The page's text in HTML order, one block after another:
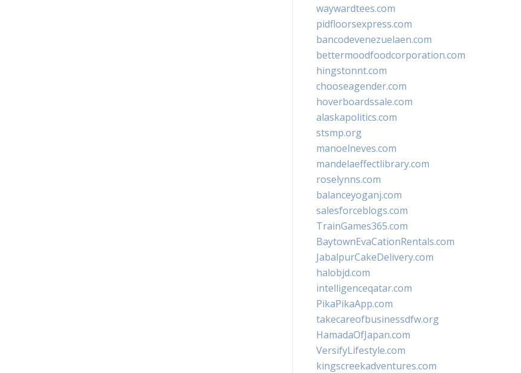
waywardtees.com
pidfloorsexpress.com
bancodevenezuelaen.com
bettermoodfoodcorporation.com
hingstonnt.com
chooseagender.com
hoverboardssale.com
alaskapolitics.com
stsmp.org
manoelneves.com
mandelaeffectlibrary.com
roselynns.com
balanceyoganj.com
salesforceblogs.com
TrainGames365.com
BaytownEvaCationRentals.com
JabalpurCakeDelivery.com
halobjd.com
intelligenceqatar.com
PikaPikaApp.com
takecareofbusinessdfw.org
HamadaOfJapan.com
VersifyLifestyle.com
kingscreekadventures.com